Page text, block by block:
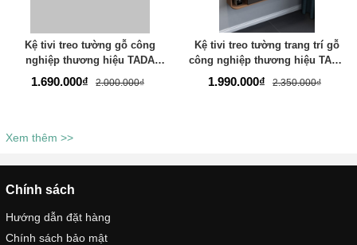
Kệ tivi treo tường gỗ công
nghiệp thương hiệu TADA
VIETNAM- TD677
1.690.000₫ 2.000.000₫
Kệ tivi treo tường trang trí gỗ
công nghiệp thương hiệu TADA
VIETNAM- TD678
1.990.000₫ 2.350.000₫
Xem thêm >>
Chính sách
Hướng dẫn đặt hàng
Chính sách bảo mật